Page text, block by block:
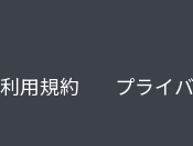
利用規約 プライ